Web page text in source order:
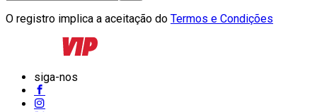
O registro implica a aceitação do Termos e Condições
siga-nos